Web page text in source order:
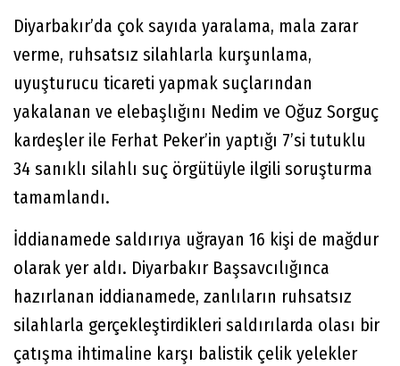
Diyarbakır’da çok sayıda yaralama, mala zarar
verme, ruhsatsız silahlarla kurşunlama,
uyuşturucu ticareti yapmak suçlarından
yakalanan ve elebaşlığını Nedim ve Oğuz Sorguç
kardeşler ile Ferhat Peker’in yaptığı 7’si tutuklu
34 sanıklı silahlı suç örgütüyle ilgili soruşturma
tamamlandı.
İddianamede saldırıya uğrayan 16 kişi de mağdur
olarak yer aldı. Diyarbakır Başsavcılığınca
hazırlanan iddianamede, zanlıların ruhsatsız
silahlarla gerçekleştirdikleri saldırılarda olası bir
çatışma ihtimaline karşı balistik çelik yelekler